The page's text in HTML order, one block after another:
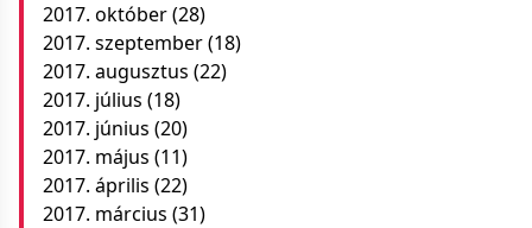
2017. október(28)
2017. szeptember(18)
2017. augusztus (22)
2017. július (18)
2017. június (20)
2017. május (11)
2017. április (22)
2017. március (31)